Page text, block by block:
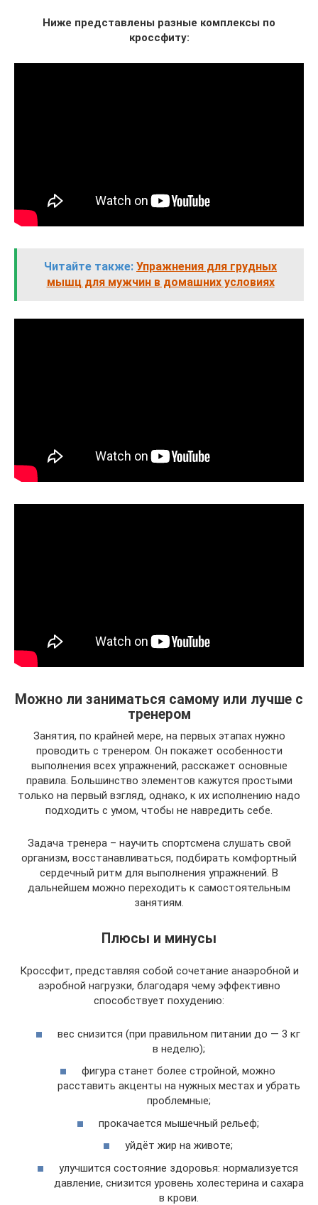
Ниже представлены разные комплексы по
кроссфиту:
Читайте также: Упражнения для грудных
мышц для мужчин в домашних условиях
Можно ли заниматься самому или лучше с
тренером
Занятия, по крайней мере, на первых этапах нужно
проводить с тренером. Он покажет особенности
выполнения всех упражнений, расскажет основные
правила. Большинство элементов кажутся простыми
только на первый взгляд, однако, к их исполнению надо
подходить с умом, чтобы не навредить себе.
Задача тренера – научить спортсмена слушать свой
организм, восстанавливаться, подбирать комфортный
сердечный ритм для выполнения упражнений. В
дальнейшем можно переходить к самостоятельным
занятиям.
Плюсы и минусы
Кроссфит, представляя собой сочетание анаэробной и
аэробной нагрузки, благодаря чему эффективно
способствует похудению:
вес снизится (при правильном питании до — 3 кг
в неделю);
фигура станет более стройной, можно
расставить акценты на нужных местах и убрать
проблемные;
прокачается мышечный рельеф;
уйдёт жир на животе;
улучшится состояние здоровья: нормализуется
давление, снизится уровень холестерина и сахара
в крови.